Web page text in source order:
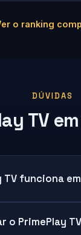
o ranking
DÚVIDAS
TV
TV funciona
o PrimePlay